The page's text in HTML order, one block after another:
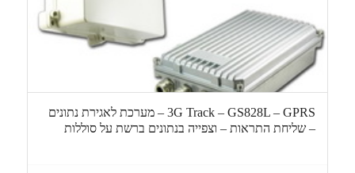
3G Track – GS828L – GPRS – מערכת לאגירת נתונים
– שליחת התראות – וצפייה בנתונים ברשת על סוללות